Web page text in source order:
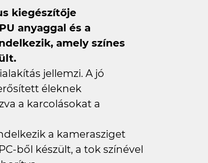
kiegészítője
anyaggal és a
amely színes
jellemzi. A jó
éleknek
a karcolásokat a
a kamerasziget
ből készült, a tok színével